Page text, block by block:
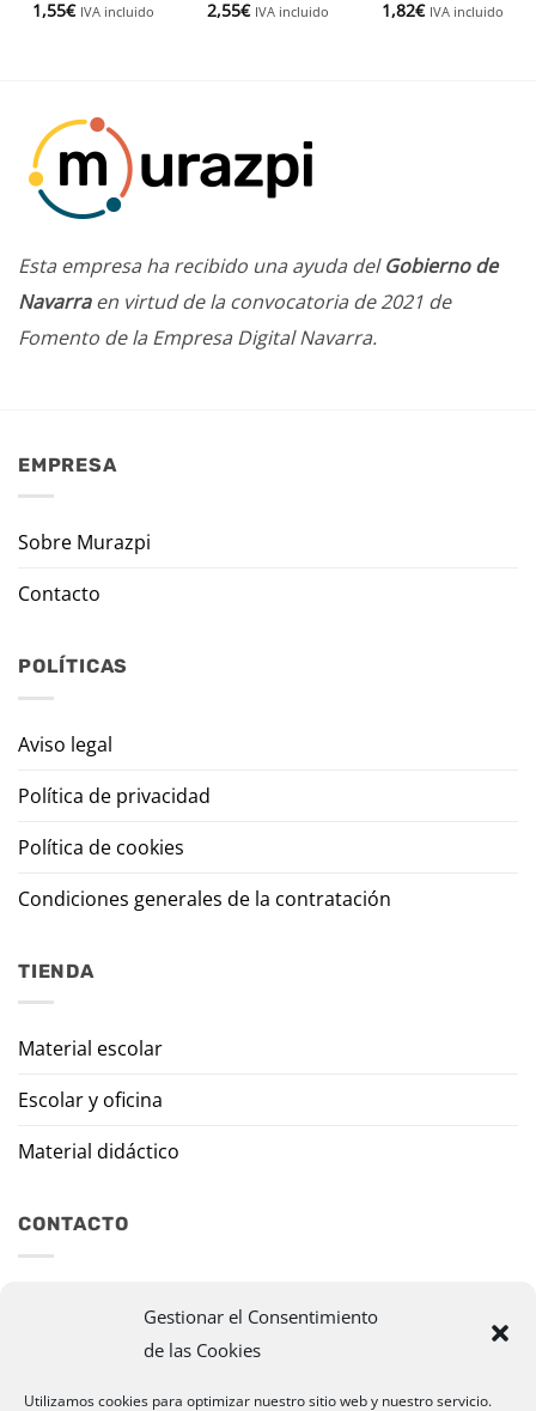
Gestionar el Consentimiento
de las Cookies
Utilizamos cookies para optimizar nuestro sitio web y nuestro servicio.
1,55€ IVA incluido 2,55€ IVA incluido 1,82€ IVA incluido
Esta empresa ha recibido una ayuda delGobierno de
Navarraen virtud de la convocatoria de 2021 de
Fomento de la Empresa Digital Navarra.
EMPRESA
Sobre Murazpi
Contacto
POLÍTICAS
Aviso legal
Política de privacidad
Política de cookies
Condiciones generales de la contratación
TIENDA
Material escolar
Escolar y oficina
Material didáctico
CONTACTO
murazpi@murazpi.com
948 234 436 – 623 195 518